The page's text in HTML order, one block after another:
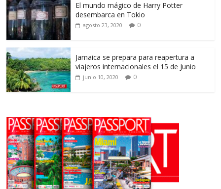
El mundo mágico de Harry Potter
desembarca en Tokio
agosto 23, 2020 0
Jamaica se prepara para reapertura a
viajeros internacionales el 15 de Junio
junio 10, 2020 0